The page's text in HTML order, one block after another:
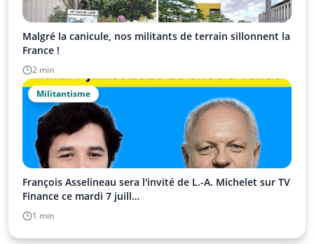
Malgré la canicule, nos militants de terrain sillonnent la
France !
2 min
Militantisme
François Asselineau sera l'invité de L.-A. Michelet sur TV
Finance ce mardi 7 juill…
1 min